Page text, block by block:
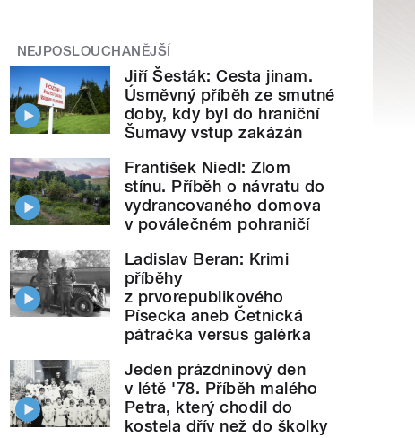
NEJPOSLOUCHANĚJŠÍ
Jiří Šesták: Cesta jinam.
Úsměvný příběh ze smutné
doby, kdy byl do hraniční
Šumavy vstup zakázán
František Niedl: Zlom
stínu. Příběh o návratu do
vydrancovaného domova
v poválečném pohraničí
Ladislav Beran: Krimi
příběhy
z prvorepublikového
Písecka aneb Četnická
pátračka versus galérka
Jeden prázdninový den
v létě '78. Příběh malého
Petra, který chodil do
kostela dřív než do školky